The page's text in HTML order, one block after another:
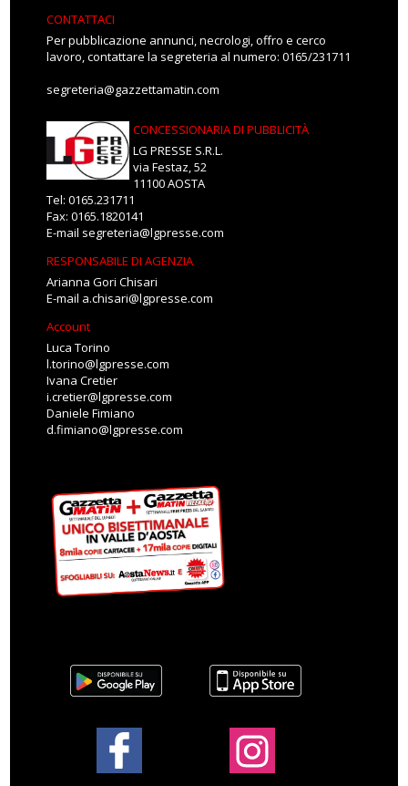
CONTATTACI
Per pubblicazione annunci, necrologi, offro e cerco
lavoro, contattare la segreteria al numero: 0165/231711
segreteria@gazzettamatin.com
CONCESSIONARIA DI PUBBLICITÀ
LG PRESSE S.R.L.
via Festaz, 52
11100 AOSTA
Tel: 0165.231711
Fax: 0165.1820141
E-mail segreteria@lgpresse.com
RESPONSABILE DI AGENZIA
Arianna Gori Chisari
E-mail a.chisari@lgpresse.com
Account
Luca Torino
l.torino@lgpresse.com
Ivana Cretier
i.cretier@lgpresse.com
Daniele Fimiano
d.fimiano@lgpresse.com